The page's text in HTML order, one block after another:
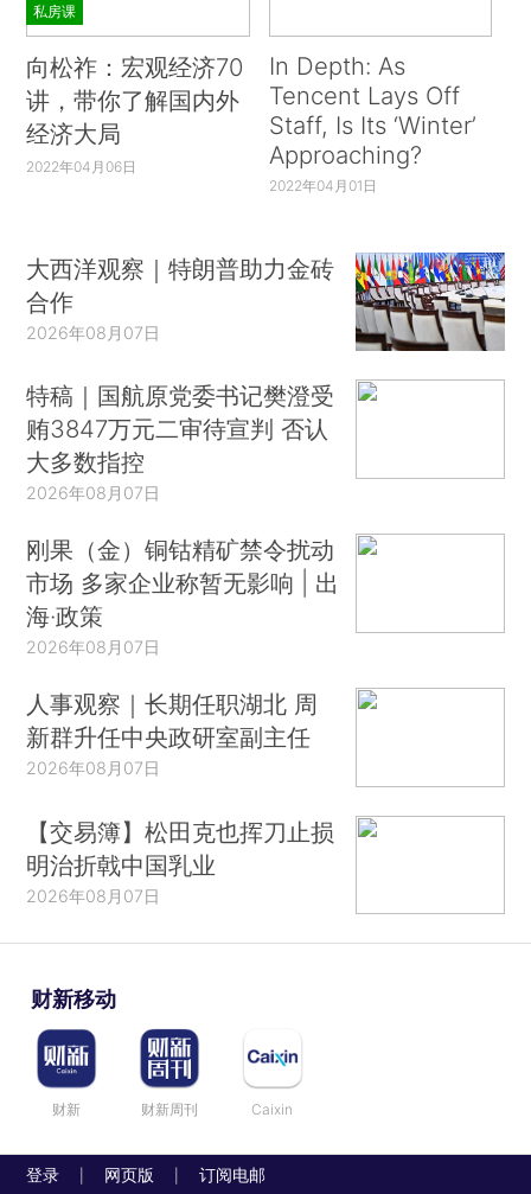
私房课
向松祚：宏观经济70
讲，带你了解国内外
经济大局
2022年04月06日
In Depth: As
Tencent Lays Off
Staff, Is Its ‘Winter’
Approaching?
2022年04月01日
大西洋观察｜特朗普助力金砖
合作
2026年08月07日
特稿｜国航原党委书记樊澄受
贿3847万元二审待宣判 否认
大多数指控
2026年08月07日
刚果（金）铜钴精矿禁令扰动
市场 多家企业称暂无影响 | 出
海·政策
2026年08月07日
人事观察｜长期任职湖北 周
新群升任中央政研室副主任
2026年08月07日
【交易簿】松田克也挥刀止损
明治折戟中国乳业
2026年08月07日
财新移动
财新 财新周刊 Caixin
登录 网页版 订阅电邮